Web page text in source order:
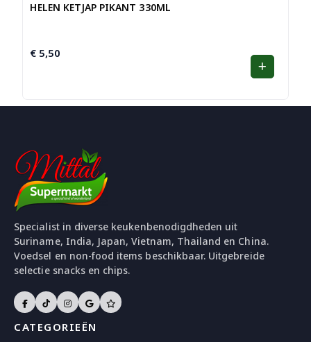
HELEN KETJAP PIKANT 330ML
€ 5,50
Specialist in diverse keukenbenodigdheden uit
Suriname, India, Japan, Vietnam, Thailand en China.
Voedsel en non-food items beschikbaar. Uitgebreide
selectie snacks en chips.
CATEGORIEËN